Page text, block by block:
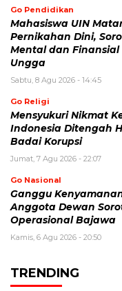
Go Pendidikan
Mahasiswa UIN
Pernikahan Dini,
Mental dan Finansial
Ungga
Sabtu, 8 Agu 2026 - 14:45
Go Religi
Mensyukuri Nikmat
Indonesia Ditengah
Badai Korupsi
Jumat, 7 Agu 2026 - 22:07
Go Nasional
Ganggu
Anggota Dewan
Operasional Bajawa
Kamis, 6 Agu 2026 - 20:50
TRENDING